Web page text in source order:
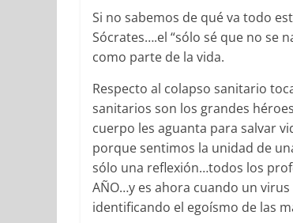
Si no sabemos de qué va todo
Sócrates….el “sólo sé que no se
como parte de la vida.
Respecto al colapso sanitario
sanitarios son los grandes
cuerpo les aguanta para salvar
porque sentimos la unidad de
sólo una reflexión…todos los
AÑO…y es ahora cuando un
identificando el egoísmo de las